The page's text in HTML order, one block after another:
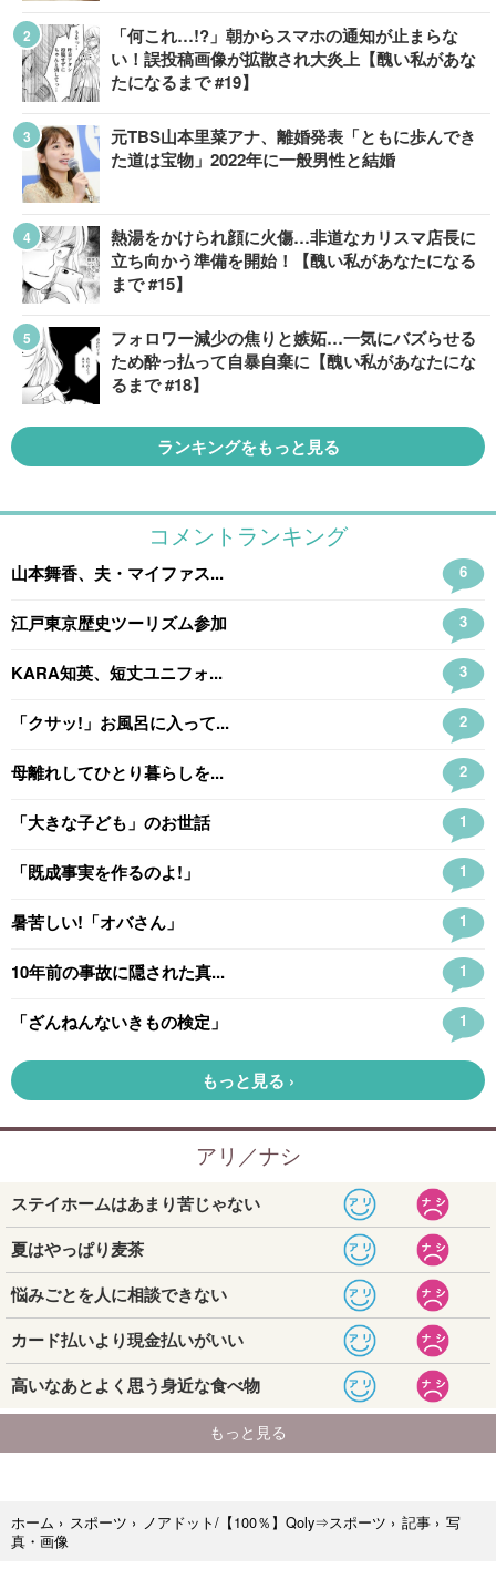
「何これ…!?」朝からスマホの通知が止まらな
い！誤投稿画像が拡散され大炎上【醜い私があな
たになるまで #19】
元TBS山本里菜アナ、離婚発表「ともに歩んでき
た道は宝物」2022年に一般男性と結婚
熱湯をかけられ顔に火傷…非道なカリスマ店長に
立ち向かう準備を開始！【醜い私があなたになる
まで #15】
フォロワー減少の焦りと嫉妬…一気にバズらせる
ため酔っ払って自暴自棄に【醜い私があなたにな
るまで #18】
ランキングをもっと見る
ホーム › スポーツ › ノアドット/【100％】Qoly⇒スポーツ › 記事 › 写
真・画像